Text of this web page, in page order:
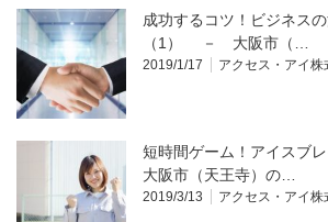
成功するコツ！ビジネス
（1） － 大阪市（…
2019/1/17 アクセス・アイ株
短時間ゲーム！アイス
大阪市（天王寺）の…
2019/3/13 アクセス・アイ株